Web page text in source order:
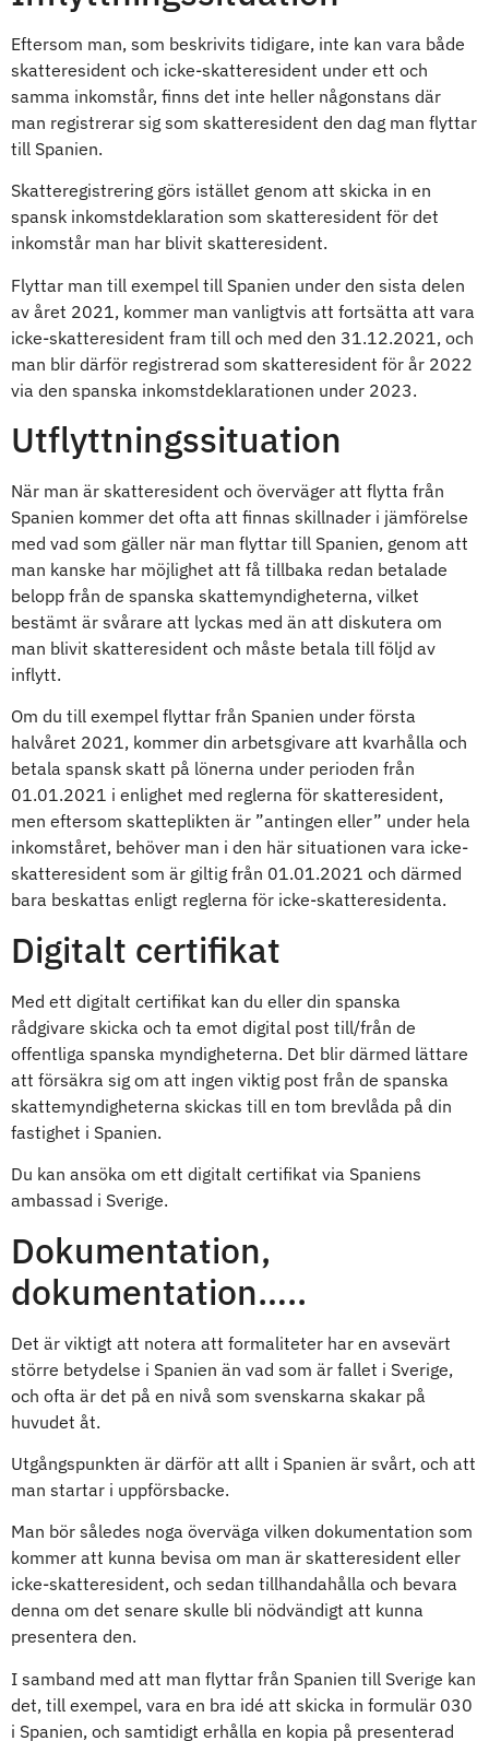
Eftersom man, som beskrivits tidigare, inte kan vara både
skatteresident och icke-skatteresident under ett och
samma inkomstår, finns det inte heller någonstans där
man registrerar sig som skatteresident den dag man flyttar
till Spanien.
Skatteregistrering görs istället genom att skicka in en
spansk inkomstdeklaration som skatteresident för det
inkomstår man har blivit skatteresident.
Flyttar man till exempel till Spanien under den sista delen
av året 2021, kommer man vanligtvis att fortsätta att vara
icke-skatteresident fram till och med den 31.12.2021, och
man blir därför registrerad som skatteresident för år 2022
via den spanska inkomstdeklarationen under 2023.
Utflyttningssituation
När man är skatteresident och överväger att flytta från
Spanien kommer det ofta att finnas skillnader i jämförelse
med vad som gäller när man flyttar till Spanien, genom att
man kanske har möjlighet att få tillbaka redan betalade
belopp från de spanska skattemyndigheterna, vilket
bestämt är svårare att lyckas med än att diskutera om
man blivit skatteresident och måste betala till följd av
inflytt.
Om du till exempel flyttar från Spanien under första
halvåret 2021, kommer din arbetsgivare att kvarhålla och
betala spansk skatt på lönerna under perioden från
01.01.2021 i enlighet med reglerna för skatteresident,
men eftersom skatteplikten är ”antingen eller” under hela
inkomståret, behöver man i den här situationen vara icke-
skatteresident som är giltig från 01.01.2021 och därmed
bara beskattas enligt reglerna för icke-skatteresidenta.
Digitalt certifikat
Med ett digitalt certifikat kan du eller din spanska
rådgivare skicka och ta emot digital post till/från de
offentliga spanska myndigheterna. Det blir därmed lättare
att försäkra sig om att ingen viktig post från de spanska
skattemyndigheterna skickas till en tom brevlåda på din
fastighet i Spanien.
Du kan ansöka om ett digitalt certifikat via Spaniens
ambassad i Sverige.
Dokumentation,
dokumentation…..
Det är viktigt att notera att formaliteter har en avsevärt
större betydelse i Spanien än vad som är fallet i Sverige,
och ofta är det på en nivå som svenskarna skakar på
huvudet åt.
Utgångspunkten är därför att allt i Spanien är svårt, och att
man startar i uppförsbacke.
Man bör således noga överväga vilken dokumentation som
kommer att kunna bevisa om man är skatteresident eller
icke-skatteresident, och sedan tillhandahålla och bevara
denna om det senare skulle bli nödvändigt att kunna
presentera den.
I samband med att man flyttar från Spanien till Sverige kan
det, till exempel, vara en bra idé att skicka in formulär 030
i Spanien, och samtidigt erhålla en kopia på presenterad